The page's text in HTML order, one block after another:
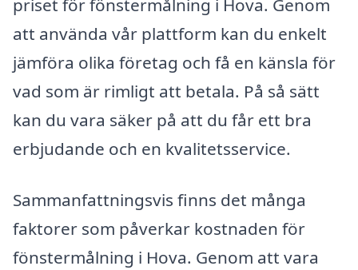
priset för fönstermålning i Hova. Genom
att använda vår plattform kan du enkelt
jämföra olika företag och få en känsla för
vad som är rimligt att betala. På så sätt
kan du vara säker på att du får ett bra
erbjudande och en kvalitetsservice.
Sammanfattningsvis finns det många
faktorer som påverkar kostnaden för
fönstermålning i Hova. Genom att vara